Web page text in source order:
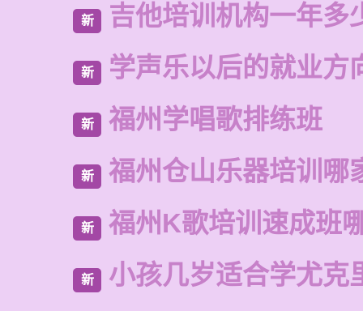
新 吉他培训机构一年多
新 学声乐以后的就业方
新 福州学唱歌排练班
新 福州仓山乐器培训哪
新 福州K歌培训速成班
新 小孩几岁适合学尤克